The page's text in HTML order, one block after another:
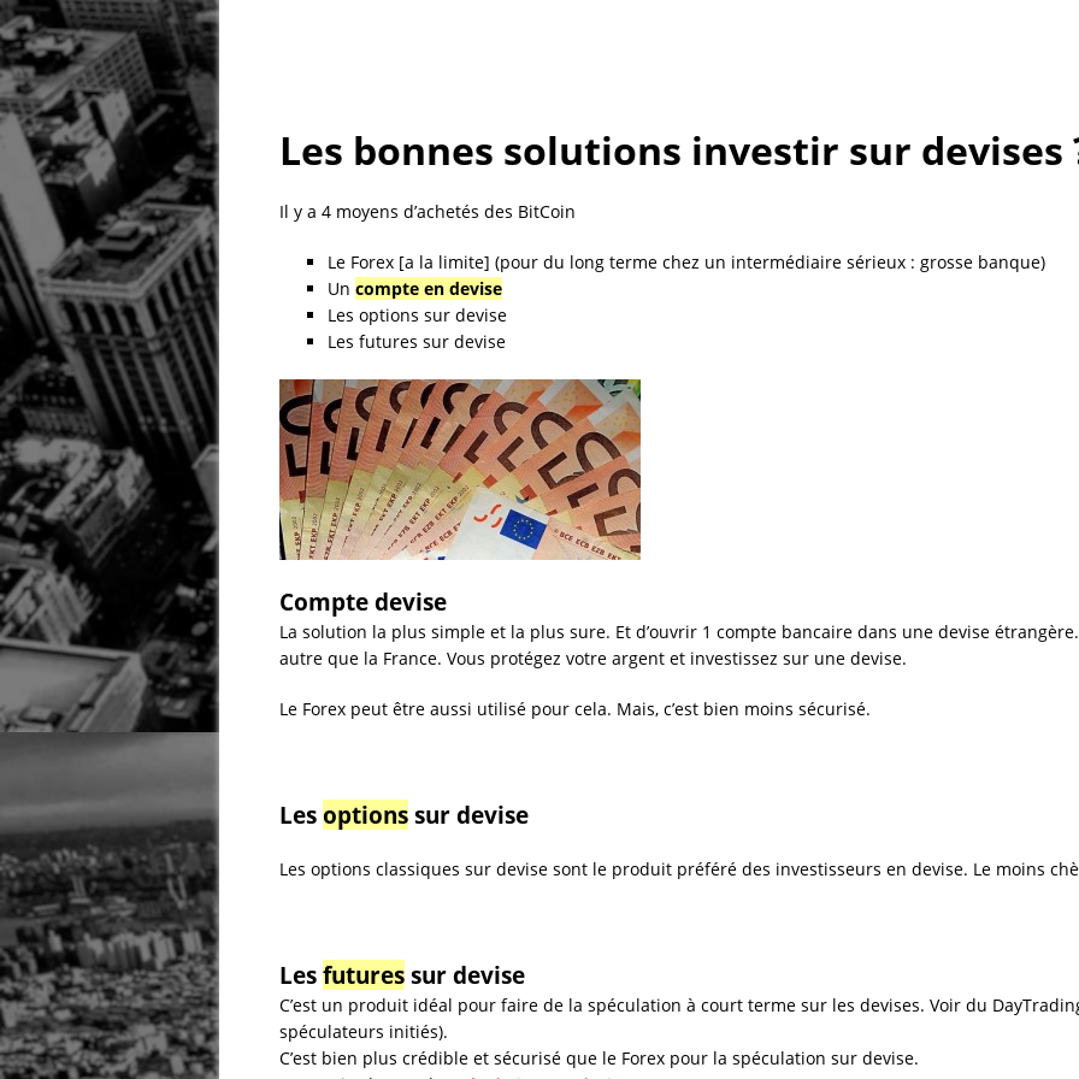
Les bonnes solutions investir sur devises
Il y a 4 moyens d’achetés des BitCoin
Le Forex [a la limite] (pour du long terme chez un intermédiaire sérieux : grosse banque)
Un compte en devise
Les options sur devise
Les futures sur devise
Compte devise
La solution la plus simple et la plus sure. Et d’ouvrir 1 compte bancaire dans une devise
autre que la France. Vous protégez votre argent et investissez sur une devise.
Le Forex peut être aussi utilisé pour cela. Mais, c’est bien moins sécurisé.
Les options sur devise
Les options classiques sur devise sont le produit préféré des investisseurs en devise. Le moins
Les futures sur devise
C’est un produit idéal pour faire de la spéculation à court terme sur les devises. Voir du
spéculateurs initiés).
C’est bien plus crédible et sécurisé que le Forex pour la spéculation sur devise.